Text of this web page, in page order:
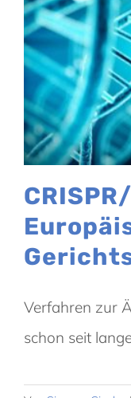
Verfahren zur
schon seit